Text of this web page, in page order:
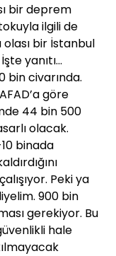
bir deprem
ilgili de
bir İstanbul
yanıtı…
bin civarında.
göre
44 bin 500
olacak.
binada
Peki ya
900 bin
gerekiyor. Bu
hale